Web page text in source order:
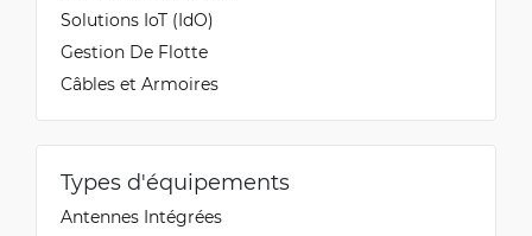
Solutions IoT (IdO)
Gestion De Flotte
Câbles et Armoires
Types d'équipements
Antennes Intégrées